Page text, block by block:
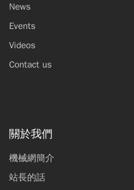
News
Events
Videos
Contact us
關於我們
機械網簡介
站長的話